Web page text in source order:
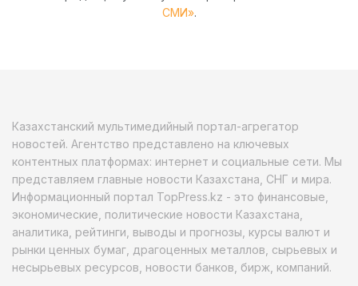
СМИ».
Казахстанский мультимедийный портал-агрегатор
новостей. Агентство представлено на ключевых
контентных платформах: интернет и социальные сети. Мы
представляем главные новости Казахстана, СНГ и мира.
Информационный портал TopPress.kz - это финансовые,
экономические, политические новости Казахстана,
аналитика, рейтинги, выводы и прогнозы, курсы валют и
рынки ценных бумаг, драгоценных металлов, сырьевых и
несырьевых ресурсов, новости банков, бирж, компаний.